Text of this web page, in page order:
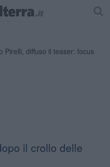
il crollo delle